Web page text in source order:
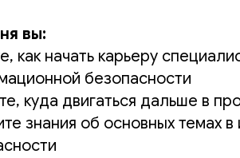
вы:
как начать карьеру
безопасности
куда двигаться дальше в
знания об основных темах